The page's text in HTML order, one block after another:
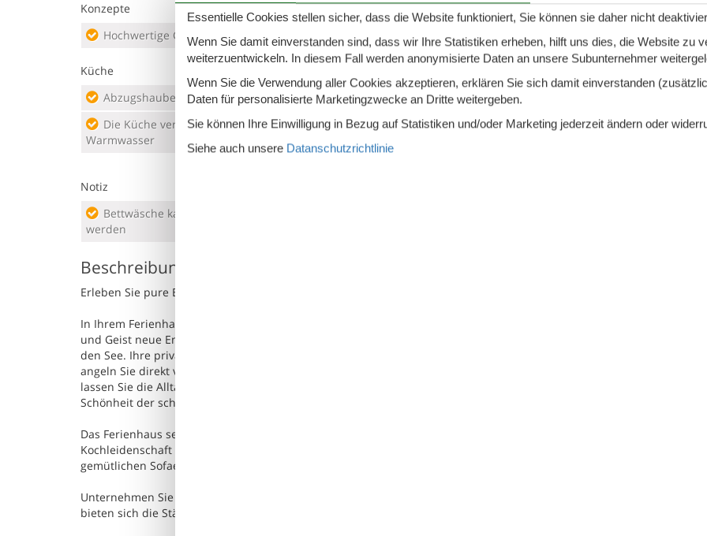
Konzepte
Hochwertige Gartenmöbel
Rauchfreies Haus Zurück zur Natur
Küche
Abzugshaube
Warmwasser
Elektroherd
Gefriertruhe
85 l
Kaffeemaschine
Mikrowelle
Notiz
werden
Beschreibung
Erleben Sie pure Entspannung in diesem charmanten Ferienhaus direkt am Möckeln-See.
In Ihrem Ferienhaus nahe Sällhult und Älmhult genießen Sie die unberührte Natur und die erfrischende Stille, die
und Geist neue Energie verleiht. Beginnen Sie den Tag mit einem Frühstück auf der Terrasse und genießen Sie den
den See. Ihre private Uferzone lädt zu ruhigen Stunden ein. Nutzen Sie das Kanu für eine entspannte
angeln Sie direkt vor der Tür, um Barsche zu fangen. Spüren Sie die Ruhe des Sees, hören Sie das Rascheln der
lassen Sie die Alltagssorgen hinter sich. Dieses Ferienhaus ist der ideale Ort, um die Seele baumeln zu lassen und die
Schönheit der schwedischen Natur in vollen Zügen zu genießen.
Das Ferienhaus selbst besticht durch eine schöne Küche mit einer heimeligen Stimmung. Hier können Sie
Kochleidenschaft nachgehen und Ihre Lieblingsgerichte zubereiten. Die hellen und freundlichen Wohnräume mit
gemütlichen Sofaecke und einem knisternden Kamin sorgen für behagliche Abende.
Unternehmen Sie einen Fahrradausflug nach Linnes Råsult oder besuchen Sie das IKEA-Museum in Älmhult. Für
bieten sich die Städte Älmhult und Växjö an, die bequem erreichbar sind.
Essentielle Cookies stellen sicher, dass die Website funktioniert, Sie können sie daher nicht
Wenn Sie damit einverstanden sind, dass wir Ihre Statistiken erheben, hilft uns dies, die Website zu
weiterzuentwickeln. In diesem Fall werden anonymisierte Daten an unsere Subunternehmer
Wenn Sie die Verwendung aller Cookies akzeptieren, erklären Sie sich damit einverstanden
Daten für personalisierte Marketingzwecke an Dritte weitergeben.
Sie können Ihre Einwilligung in Bezug auf Statistiken und/oder Marketing jederzeit ändern oder
Siehe auch unsere Datanschutzrichtlinie